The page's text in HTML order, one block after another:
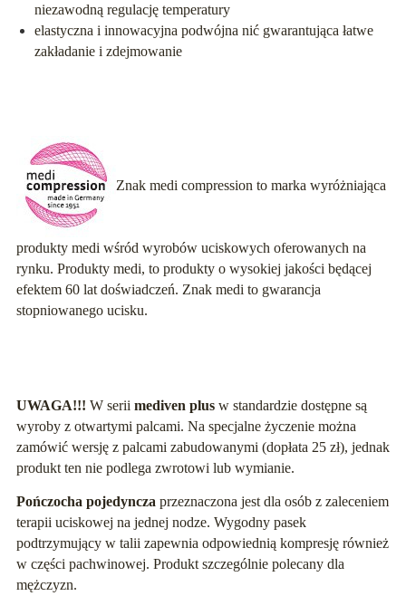
niezawodną regulację temperatury
elastyczna i innowacyjna podwójna nić gwarantująca łatwe
zakładanie i zdejmowanie
Znak medi compression to marka wyróżniająca
produkty medi wśród wyrobów uciskowych oferowanych na
rynku. Produkty medi, to produkty o wysokiej jakości będącej
efektem 60 lat doświadczeń. Znak medi to gwarancja
stopniowanego ucisku.
UWAGA!!! W serii mediven plus w standardzie dostępne są
wyroby z otwartymi palcami. Na specjalne życzenie można
zamówić wersję z palcami zabudowanymi (dopłata 25 zł), jednak
produkt ten nie podlega zwrotowi lub wymianie.
Pończocha pojedyncza przeznaczona jest dla osób z zaleceniem
terapii uciskowej na jednej nodze. Wygodny pasek
podtrzymujący w talii zapewnia odpowiednią kompresję również
w części pachwinowej. Produkt szczególnie polecany dla
mężczyzn.